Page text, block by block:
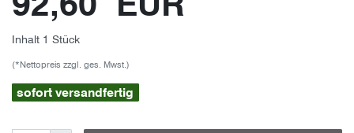
Inhalt 1 Stück
(*Nettopreis zzgl. ges. Mwst.)
sofort versandfertig